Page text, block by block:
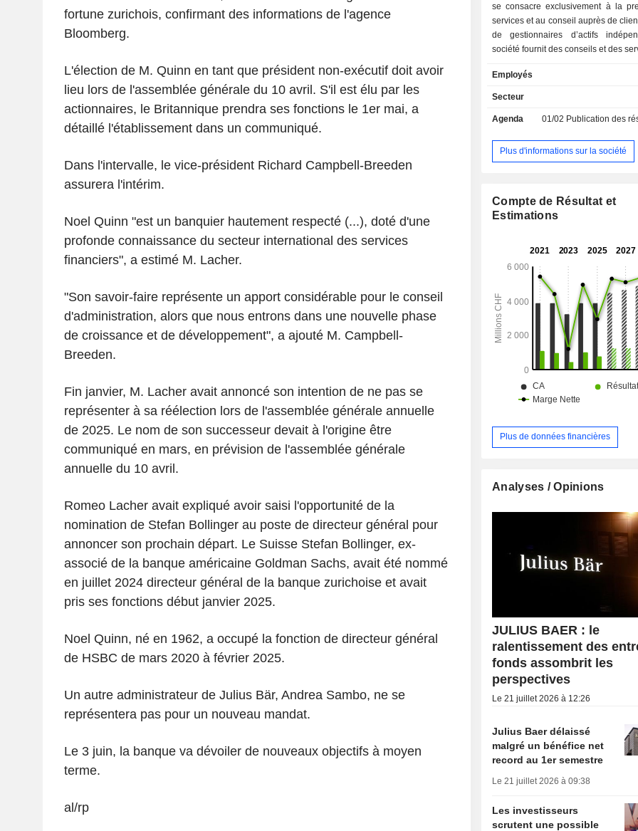
fortune zurichois, confirmant des informations de l'agence
Bloomberg.
L'élection de M. Quinn en tant que président non-exécutif doit avoir
lieu lors de l'assemblée générale du 10 avril. S'il est élu par les
actionnaires, le Britannique prendra ses fonctions le 1er mai, a
détaillé l'établissement dans un communiqué.
Dans l'intervalle, le vice-président Richard Campbell-Breeden
assurera l'intérim.
Noel Quinn "est un banquier hautement respecté (...), doté d'une
profonde connaissance du secteur international des services
financiers", a estimé M. Lacher.
"Son savoir-faire représente un apport considérable pour le conseil
d'administration, alors que nous entrons dans une nouvelle phase
de croissance et de développement", a ajouté M. Campbell-
Breeden.
Fin janvier, M. Lacher avait annoncé son intention de ne pas se
représenter à sa réélection lors de l'assemblée générale annuelle
de 2025. Le nom de son successeur devait à l'origine être
communiqué en mars, en prévision de l'assemblée générale
annuelle du 10 avril.
Romeo Lacher avait expliqué avoir saisi l'opportunité de la
nomination de Stefan Bollinger au poste de directeur général pour
annoncer son prochain départ. Le Suisse Stefan Bollinger, ex-
associé de la banque américaine Goldman Sachs, avait été nommé
en juillet 2024 directeur général de la banque zurichoise et avait
pris ses fonctions début janvier 2025.
Noel Quinn, né en 1962, a occupé la fonction de directeur général
de HSBC de mars 2020 à février 2025.
Un autre administrateur de Julius Bär, Andrea Sambo, ne se
représentera pas pour un nouveau mandat.
Le 3 juin, la banque va dévoiler de nouveaux objectifs à moyen
terme.
al/rp
se consacre exclusivement à la
services et au conseil auprès de
de gestionnaires d’actifs
société fournit des conseils et des
présent à l’échelle mondiale avec
sites répartis dans plus de
à la suite de la scission des
indépendantes, à savoir la
ses filiales, comprenant Bank Julius
GAM et l’activité de gestion
marque Julius Baer, qui inclut
partie du segment Bank Julius
Baer Holding Ltd.
Employés
Secteur
Agenda 01/02 Publication des résultats -
Plus d'informations sur la société
Compte de Résultat et
Estimations
Plus de données financières
Analyses / Opinions
JULIUS BAER : le
ralentissement des
fonds assombrit les
perspectives
Le 21 juillet 2026 à 12:26
Julius Baer délaissé
malgré un bénéfice net
record au 1er semestre
Le 21 juillet 2026 à 09:38
Les investisseurs
scrutent une possible